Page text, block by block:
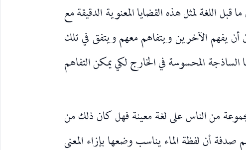
اللغة لمثل هذه القضايا المعنوية الدقيقة مع
يفهم الآخرين ويتفاهم معهم ويتفق في تلك
المحسوسة في الخارج لكي يمكن التفاهم
من الناس على لغة معينة فهل كان ذلك من
صدفة أن لفظة الماء يناسب وضعها بإزاء المعنى